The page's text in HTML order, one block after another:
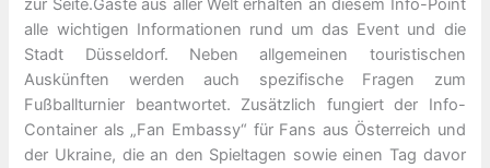
zur Seite.Gäste aus aller Welt erhalten an diesem Info-Point
alle wichtigen Informationen rund um das Event und die
Stadt Düsseldorf. Neben allgemeinen touristischen
Auskünften werden auch spezifische Fragen zum
Fußballturnier beantwortet. Zusätzlich fungiert der Info-
Container als „Fan Embassy“ für Fans aus Österreich und
der Ukraine, die an den Spieltagen sowie einen Tag davor